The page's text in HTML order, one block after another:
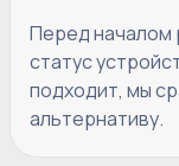
Перед началом
статус
подходит, мы
альтернативу.